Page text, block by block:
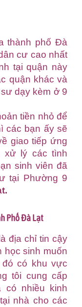
thành phố Đà
cư cao nhất
tại quận này
quận khác và
dạy kèm ở 9
tiền nhỏ để
các bạn ấy sẽ
giao tiếp ứng
xử lý các tình
sinh viên đã
tại Phường 9
.
Phố Đà Lạt
địa chỉ tin cậy
học sinh muốn
có khu vực
tôi cung cấp
có nhiều kinh
nhà cho các